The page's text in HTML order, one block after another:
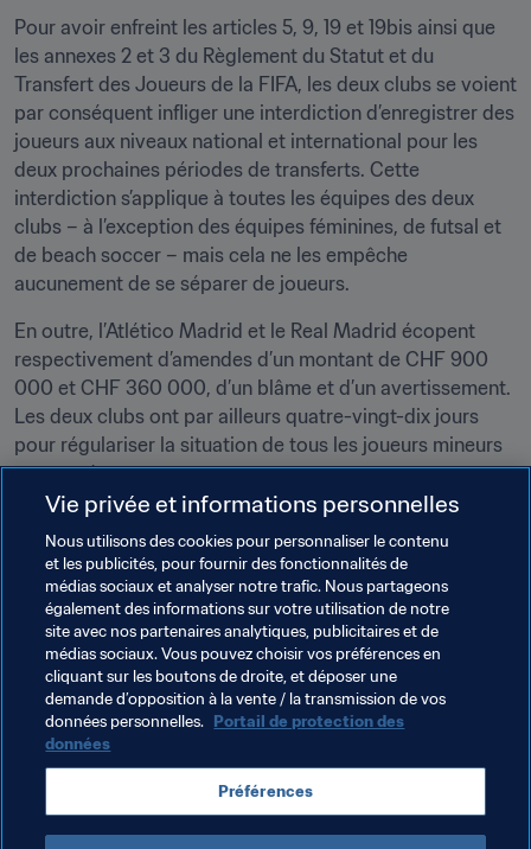
Pour avoir enfreint les articles 5, 9, 19 et 19bis ainsi que
les annexes 2 et 3 du Règlement du Statut et du
Transfert des Joueurs de la FIFA, les deux clubs se voient
par conséquent infliger une interdiction d’enregistrer des
joueurs aux niveaux national et international pour les
deux prochaines périodes de transferts. Cette
interdiction s’applique à toutes les équipes des deux
clubs – à l’exception des équipes féminines, de futsal et
de beach soccer – mais cela ne les empêche
aucunement de se séparer de joueurs.
En outre, l’Atlético Madrid et le Real Madrid écopent
respectivement d’amendes d’un montant de CHF 900
000 et CHF 360 000, d’un blâme et d’un avertissement.
Les deux clubs ont par ailleurs quatre-vingt-dix jours
pour régulariser la situation de tous les joueurs mineurs
concernés.
Les motifs de la décision rendue par la Commission de
Recours de la FIFA ont été communiqués aujourd’hui à
l’Atlético Madrid ainsi qu’au Real Madrid.
Pour de plus amples informations sur la protection des
mineurs, nous vous invitons à consulter ce document
FAQ.
Thèmes en lien
Organisation Spain UEFA
Vie privée et informations personnelles
Nous utilisons des cookies pour personnaliser le contenu
et les publicités, pour fournir des fonctionnalités de
médias sociaux et analyser notre trafic. Nous partageons
également des informations sur votre utilisation de notre
site avec nos partenaires analytiques, publicitaires et de
médias sociaux. Vous pouvez choisir vos préférences en
cliquant sur les boutons de droite, et déposer une
demande d’opposition à la vente / la transmission de vos
données personnelles. Portail de protection des
données
Préférences